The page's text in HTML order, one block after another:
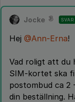
Jocke SVAR
Hej @Ann-Erna!
Vad roligt att du
SIM-kortet ska
postombud ca
din beställning.